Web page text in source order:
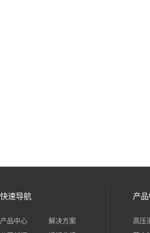
快速导航
产品中心
解决方案
产
高压